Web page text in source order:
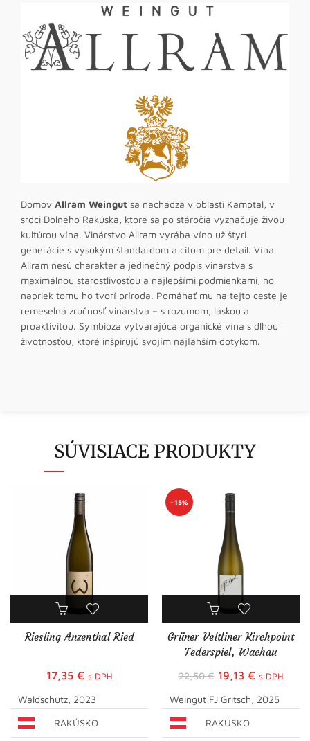
Domov Allram Weingut sa nachádza v oblasti Kamptal, v
srdci Dolného Rakúska, ktoré sa po stáročia vyznačuje živou
kultúrou vína. Vinárstvo Allram vyrába víno už štyri
generácie s vysokým štandardom a citom pre detail. Vína
Allram nesú charakter a jedinečný podpis vinárstva s
maximálnou starostlivosťou a najlepšími podmienkami, no
napriek tomu ho tvorí príroda. Pomáhať mu na tejto ceste je
remeselná zručnosť vinárstva – s rozumom, láskou a
proaktivitou. Symbióza vytvárajúca organické vína s dlhou
životnosťou, ktoré inšpirujú svojím najľahším dotykom.
SÚVISIACE PRODUKTY
Riesling Anzenthal Ried
17,35 € s DPH
Waldschütz, 2023
RAKÚSKO
-15%
Grüner Veltliner Kirchpoint
Federspiel, Wachau
22,50€ Pôvodná
bola:
22,50 €.
19,13 €Aktuálna
je:
s DPH
Weingut FJ Gritsch, 2025
RAKÚSKO